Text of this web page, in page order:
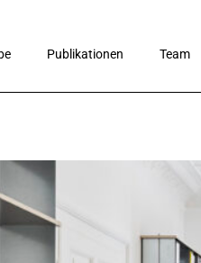
Publikationen Team